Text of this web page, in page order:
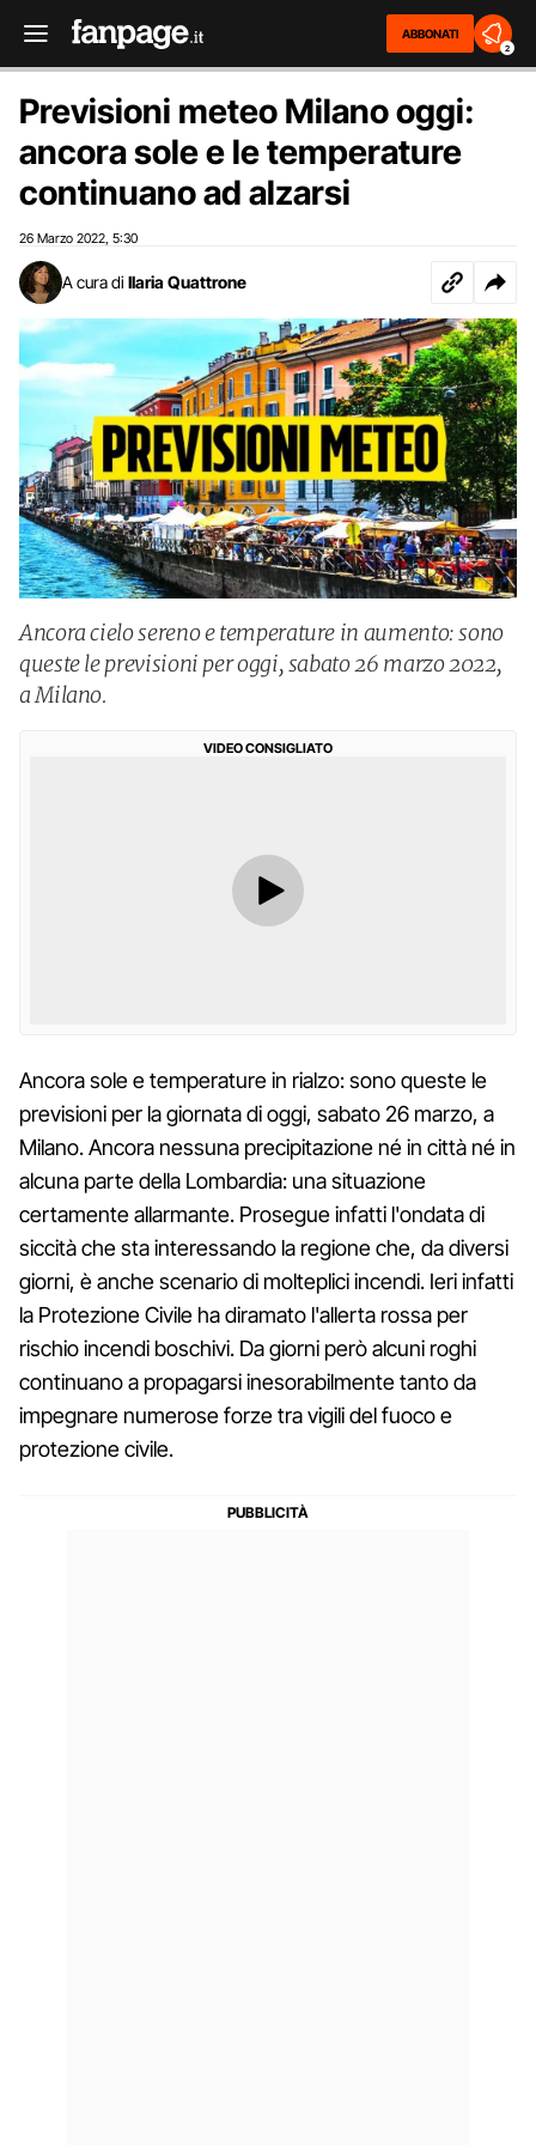
ABBONATI
2
Previsioni meteo Milano oggi:
ancora sole e le temperature
continuano ad alzarsi
26 Marzo 2022 5:30
A cura di Ilaria Quattrone
Ancora cielo sereno e temperature in aumento: sono
queste le previsioni per oggi, sabato 26 marzo 2022,
a Milano.
VIDEO CONSIGLIATO
Ancora sole e temperature in rialzo: sono queste le
previsioni per la giornata di oggi, sabato 26 marzo, a
Milano. Ancora nessuna precipitazione né in città né in
alcuna parte della Lombardia: una situazione
certamente allarmante. Prosegue infatti l'ondata di
siccità che sta interessando la regione che, da diversi
giorni, è anche scenario di molteplici incendi. Ieri infatti
la Protezione Civile ha diramato l'allerta rossa per
rischio incendi boschivi. Da giorni però alcuni roghi
continuano a propagarsi inesorabilmente tanto da
impegnare numerose forze tra vigili del fuoco e
protezione civile.